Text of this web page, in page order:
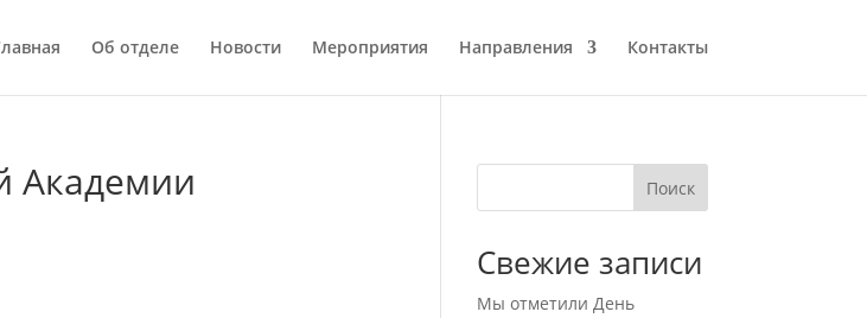
Об отделе Новости Мероприятия Направления Контакты
Академии Поиск
Свежие записи
Мы отметили День